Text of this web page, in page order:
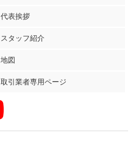
代表挨拶
スタッフ紹介
地図
取引業者専用ページ